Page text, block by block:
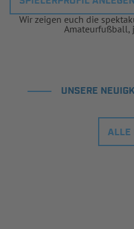
Wir zeigen euch die
Amateurfußball,
UNSERE
ALLE